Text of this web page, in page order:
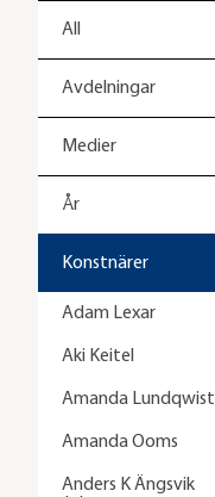
All
Avdelningar
Medier
År
Konstnärer
Adam Lexar
Aki Keitel
Amanda Lundqwist
Amanda Ooms
Anders K Ängsvik